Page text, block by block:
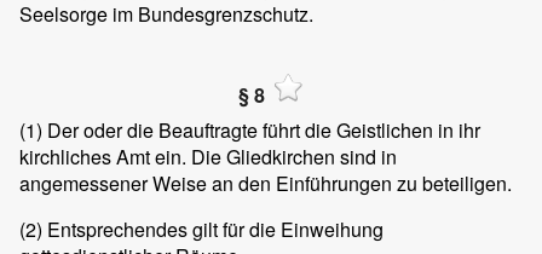
Seelsorge im Bundesgrenzschutz.
§ 8
(1) Der oder die Beauftragte führt die Geistlichen in ihr
kirchliches Amt ein. Die Gliedkirchen sind in
angemessener Weise an den Einführungen zu beteiligen.
(2) Entsprechendes gilt für die Einweihung